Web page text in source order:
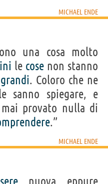
MICHAEL ENDE
una cosa molto
le cosenon stanno
grandi. Coloro che ne
sanno spiegare, e
provato nulla di
.”
MICHAEL ENDE
nuova eppure